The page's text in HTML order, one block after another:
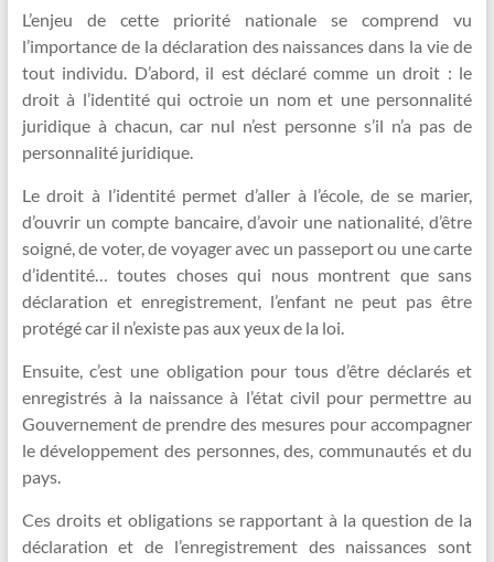
L’enjeu de cette priorité nationale se comprend vu
l’importance de la déclaration des naissances dans la vie de
tout individu. D’abord, il est déclaré comme un droit : le
droit à l’identité qui octroie un nom et une personnalité
juridique à chacun, car nul n’est personne s’il n’a pas de
personnalité juridique.
Le droit à l’identité permet d’aller à l’école, de se marier,
d’ouvrir un compte bancaire, d’avoir une nationalité, d’être
soigné, de voter, de voyager avec un passeport ou une carte
d’identité… toutes choses qui nous montrent que sans
déclaration et enregistrement, l’enfant ne peut pas être
protégé car il n’existe pas aux yeux de la loi.
Ensuite, c’est une obligation pour tous d’être déclarés et
enregistrés à la naissance à l’état civil pour permettre au
Gouvernement de prendre des mesures pour accompagner
le développement des personnes, des, communautés et du
pays.
Ces droits et obligations se rapportant à la question de la
déclaration et de l’enregistrement des naissances sont